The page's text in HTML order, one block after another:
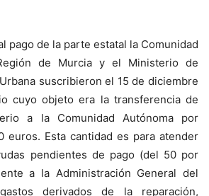
pago de la parte estatal la Comunidad
de Murcia y el Ministerio de
suscribieron el 15 de diciembre
cuyo objeto era la transferencia de
a la Comunidad Autónoma por
euros. Esta cantidad es para atender
pendientes de pago (del 50 por
a la Administración General del
derivados de la reparación,